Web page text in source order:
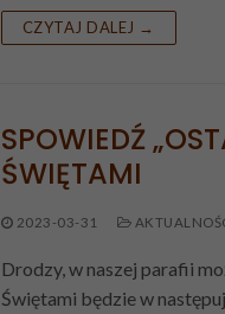
CZYTAJ DALEJ →
SPOWIEDŹ
ŚWIĘTAMI
2023-03-31
Drodzy, w naszej parafii
Świętami będzie w